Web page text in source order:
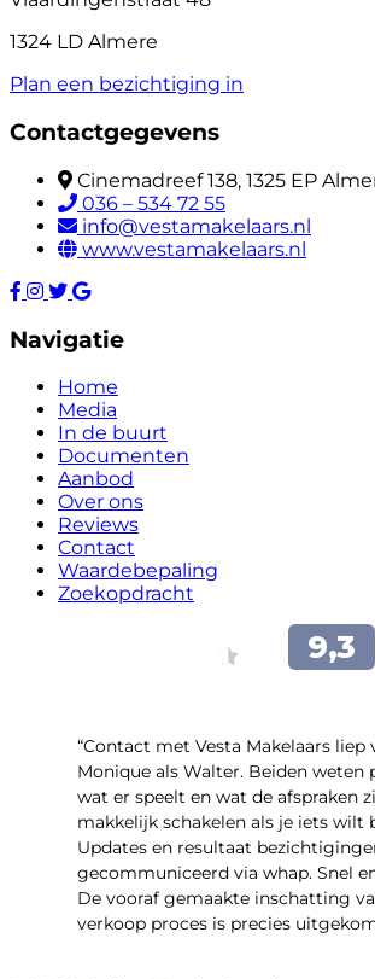
1324 LD Almere
Plan een bezichtiging in
Contactgegevens
Cinemadreef 138, 1325 EP
036 – 534 72 55
info@vestamakelaars.nl
www.vestamakelaars.nl
Navigatie
Home
Media
In de buurt
Documenten
Aanbod
Over ons
Reviews
Contact
Waardebepaling
Zoekopdracht
“Contact met Vesta Makelaars liep
Monique als Walter. Beiden weten
wat er speelt en wat de afspraken
makkelijk schakelen als je iets wilt
Updates en resultaat
gecommuniceerd via whap. Snel
De vooraf gemaakte inschatting
verkoop proces is precies